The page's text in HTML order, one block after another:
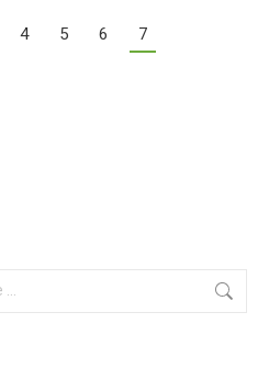
4 5 6 7